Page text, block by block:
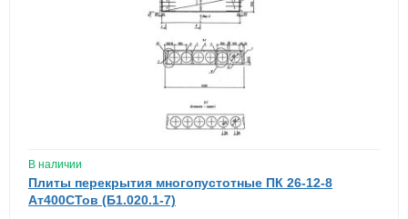
В наличии
Плиты перекрытия многопустотные ПК 26-12-8
Ат400СТов (Б1.020.1-7)